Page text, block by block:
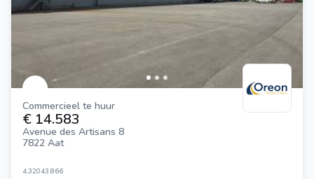
Commercieel te huur
€ 14.583
Avenue des Artisans 8
7822 Aat
4.32043.866